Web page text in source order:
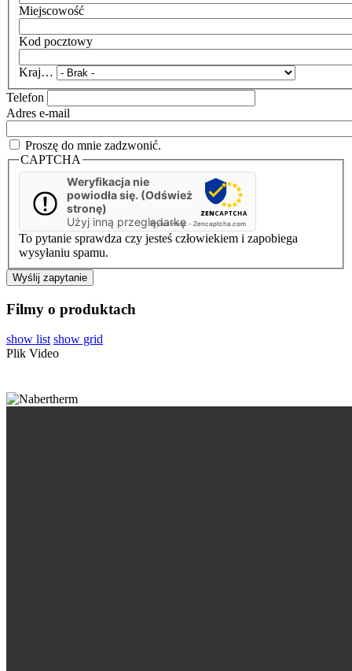
Miejscowość
Kod pocztowy
Kraj…
Telefon
Adres e-mail
Proszę do mnie zadzwonić.
CAPTCHA
Weryfikacja nie
powiodła się. (Odśwież
stronę)
Użyj inną przeglądarkę
Prywatność - Zencaptcha.com
To pytanie sprawdza czy jesteś człowiekiem i zapobiega
wysyłaniu spamu.
Filmy o produktach
show list show grid
Plik Video